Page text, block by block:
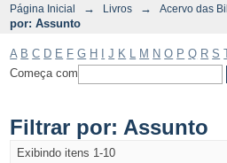
Página Inicial → Livros → Acervo das
por: Assunto
A B C D E F G H J K M N O P Q R S
Começa com
Filtrar por: Assunto
Exibindo itens 1-10